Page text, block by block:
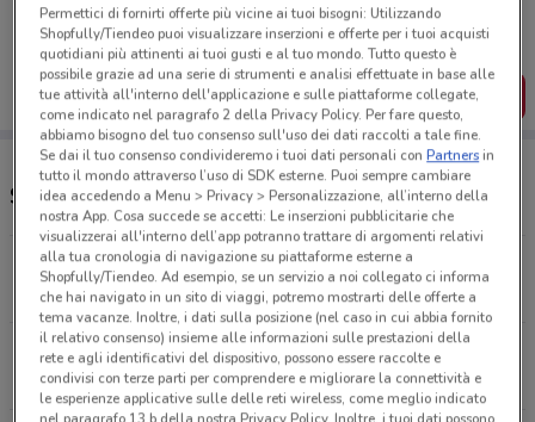
Puoi trovare le migliori offerte dei negozi vicino a te,
salvarle e creare la tua lista del risparmio, comodamente
dal tuo cellulare.
SCARICA L’APP
Supermercati ARD Discount e orari
Via G. Asproni, 10 Gonnesa
7.4 km
APERTO
Via Cristoforo Colombo, 1 Domusnovas
9.7 km
APERTO
Permettici di fornirti offerte più vicine ai tuoi bisogni: Utilizzando
Shopfully/Tiendeo puoi visualizzare inserzioni e offerte per i tuoi acquisti
quotidiani più attinenti ai tuoi gusti e al tuo mondo. Tutto questo è
possibile grazie ad una serie di strumenti e analisi effettuate in base alle
tue attività all'interno dell'applicazione e sulle piattaforme collegate,
come indicato nel paragrafo 2 della Privacy Policy. Per fare questo,
abbiamo bisogno del tuo consenso sull'uso dei dati raccolti a tale fine.
Se dai il tuo consenso condivideremo i tuoi dati personali conPartnersin
tutto il mondo attraverso l’uso di SDK esterne. Puoi sempre cambiare
idea accedendo a Menu > Privacy > Personalizzazione, all’interno della
nostra App. Cosa succede se accetti: Le inserzioni pubblicitarie che
visualizzerai all'interno dell’app potranno trattare di argomenti relativi
alla tua cronologia di navigazione su piattaforme esterne a
Shopfully/Tiendeo. Ad esempio, se un servizio a noi collegato ci informa
che hai navigato in un sito di viaggi, potremo mostrarti delle offerte a
tema vacanze. Inoltre, i dati sulla posizione (nel caso in cui abbia fornito
il relativo consenso) insieme alle informazioni sulle prestazioni della
rete e agli identificativi del dispositivo, possono essere raccolte e
condivisi con terze parti per comprendere e migliorare la connettività e
le esperienze applicative sulle delle reti wireless, come meglio indicato